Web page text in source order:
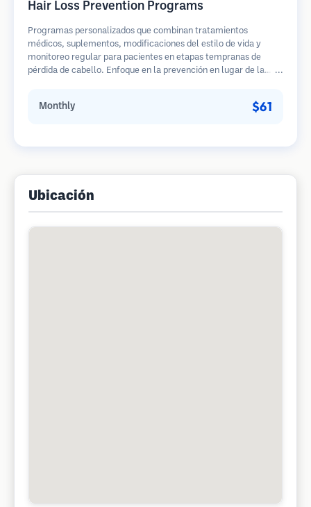
Hair Loss Prevention Programs
Programas personalizados que combinan tratamientos
médicos, suplementos, modificaciones del estilo de vida y
monitoreo regular para pacientes en etapas tempranas de
pérdida de cabello. Enfoque en la prevención en lugar de la
Monthly $61
Ubicación